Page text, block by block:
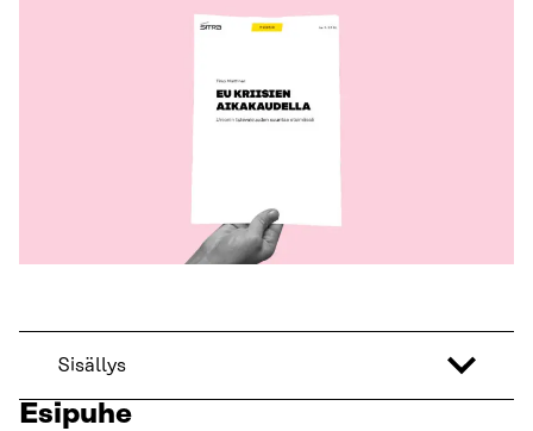
Sisällys
Esipuhe